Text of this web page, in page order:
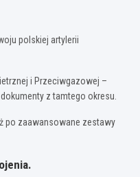
polskiej artylerii
i Przeciwgazowej –
z tamtego okresu.
po zaawansowane zestawy